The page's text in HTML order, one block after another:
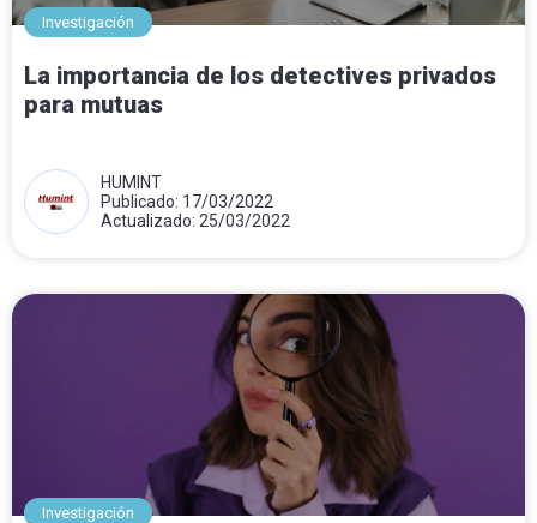
Investigación
La importancia de los detectives privados
para mutuas
HUMINT
Publicado: 17/03/2022
Actualizado: 25/03/2022
Investigación